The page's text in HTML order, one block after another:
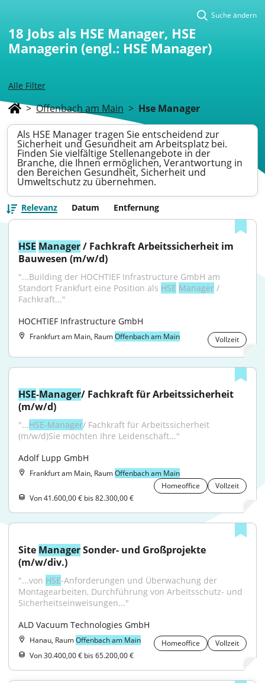
Alle Filter
Suche ändern
18 Jobs als HSE Manager, HSE
Managerin (engl.: HSE Manager)
> Offenbach am Main > Hse Manager
Als HSE Manager tragen Sie entscheidend zur
Sicherheit und Gesundheit am Arbeitsplatz bei.
Finden Sie vielfältige Stellenangebote in der
Branche, die Ihnen ermöglichen, Verantwortung in
den Bereichen Gesundheit, Sicherheit und
Umweltschutz zu übernehmen.
Relevanz Datum Entfernung
HSE Manager / Fachkraft Arbeitssicherheit im
Bauwesen (m/w/d)
"...Building der HOCHTIEF Infrastructure GmbH am
Standort Frankfurt eine Position als HSE Manager /
Fachkraft..."
HOCHTIEF Infrastructure GmbH
Frankfurt am Main, RaumOffenbach am Main Vollzeit
HSE-Manager/ Fachkraft für Arbeitssicherheit
(m/w/d)
"...HSE-Manager/ Fachkraft für Arbeitssicherheit
(m/w/d)Sie möchten Ihre Leidenschaft..."
Adolf Lupp GmbH
Frankfurt am Main, RaumOffenbach am Main
Homeoffice
Vollzeit
Von 41.600,00 € bis 82.300,00 €
Site Manager Sonder- und Großprojekte
(m/w/div.)
"...von HSE-Anforderungen und Überwachung der
Montagearbeiten, Durchführung von Arbeitsschutz- und
Sicherheitseinweisungen..."
ALD Vacuum Technologies GmbH
Hanau, RaumOffenbach am Main Homeoffice
Vollzeit
Von 30.400,00 € bis 65.200,00 €